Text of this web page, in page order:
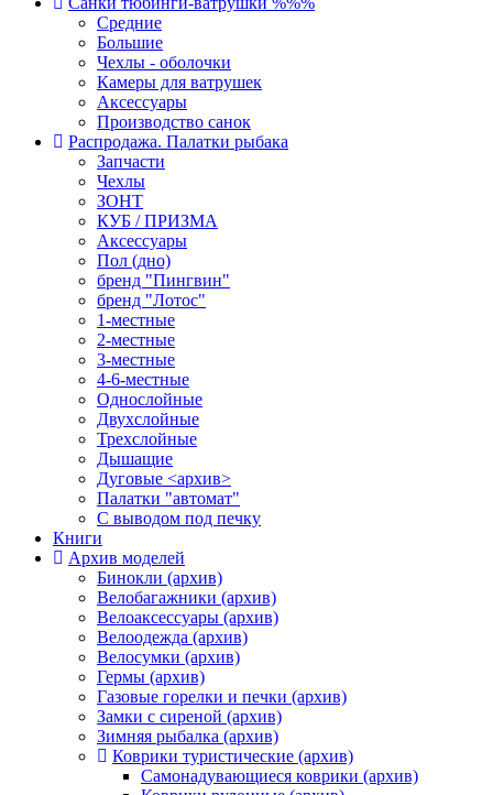
Средние
Большие
Чехлы - оболочки
Камеры для ватрушек
Аксессуары
Производство санок
Распродажа. Палатки рыбака
Запчасти
Чехлы
ЗОНТ
КУБ / ПРИЗМА
Аксессуары
Пол (дно)
бренд "Пингвин"
бренд "Лотос"
1-местные
2-местные
3-местные
4-6-местные
Однослойные
Двухслойные
Трехслойные
Дышащие
Дуговые <архив>
Палатки "автомат"
C выводом под печку
Книги
Архив моделей
Бинокли (архив)
Велобагажники (архив)
Велоаксессуары (архив)
Велоодежда (архив)
Велосумки (архив)
Гермы (архив)
Газовые горелки и печки (архив)
Замки с сиреной (архив)
Зимняя рыбалка (архив)
Коврики туристические (архив)
Самонадувающиеся коврики (архив)